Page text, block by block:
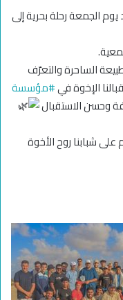
يوم الجمعة رحلة بحرية إلى
الساحرة والتعرّف
الإخوة في#مؤسسة
وحسن الاستقبال
شبابنا روح الأخوة